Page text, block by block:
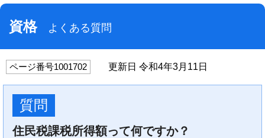
資格よくある質問
ページ番号1001702 更新日 令和4年3月11日
質問
住民税課税所得額って何ですか？